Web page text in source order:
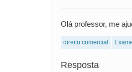
Olá professor, me
direito comercial
Resposta